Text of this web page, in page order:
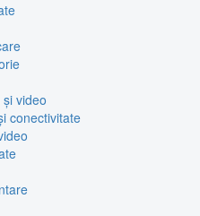
video
conectivitate